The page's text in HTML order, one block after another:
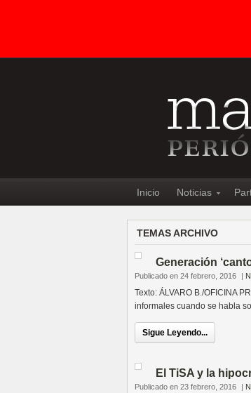
Inicio Noticias
TEMAS ARCHIVO
Generación
Publicado en 24 febrero, 2016 |
Texto: ÁLVARO B./OFICINA
informales cuando se habla
Sigue Leyendo...
El TiSA y la
Publicado en 23 febrero, 2016 |